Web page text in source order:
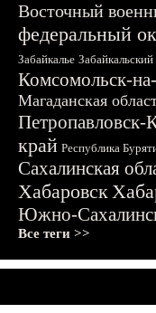
Восточный
федеральный
Забайкалье Забайкальский
Комсомольск-
Магаданская
Петропавловск-
край Республика
Сахалинская
Хабаровск
Южно-
Все теги >>